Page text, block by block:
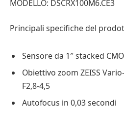
MODELLO: DSCRX100M6.CE3
Principali specifiche del
Sensore da 1″ stacked
Obiettivo zoom ZEISS
F2,8-4,5
Autofocus in 0,03 secondi